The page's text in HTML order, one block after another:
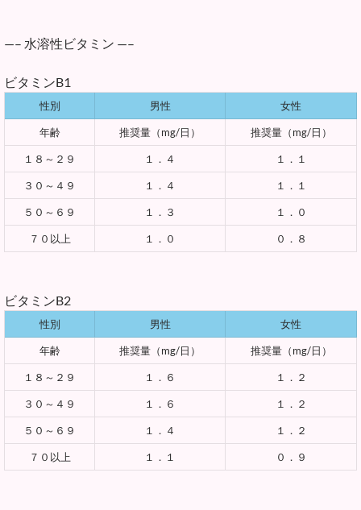
—– 水溶性ビタミン —–
ビタミンB1
性別 男性 女性
年齢 推奨量（mg/日） 推奨量（mg/日）
１８～２９ １．４ １．１
３０～４９ １．４ １．１
５０～６９ １．３ １．０
７０以上 １．０ ０．８
ビタミンB2
性別 男性 女性
年齢 推奨量（mg/日） 推奨量（mg/日）
１８～２９ １．６ １．２
３０～４９ １．６ １．２
５０～６９ １．４ １．２
７０以上 １．１ ０．９